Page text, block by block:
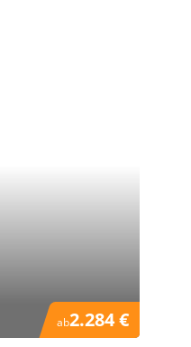
ab2.284 €